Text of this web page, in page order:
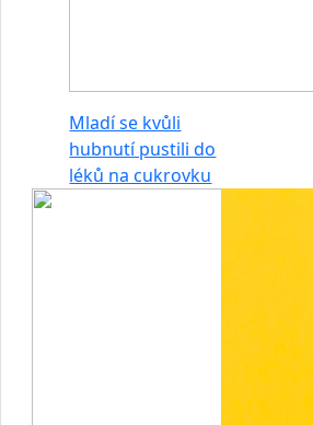
Mladí se kvůli
hubnutí pustili do
léků na cukrovku